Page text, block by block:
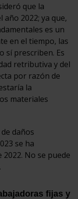
que la
2022; ya que,
es un
en el tiempo, las
sí prescriben. Es
retributiva y del
por razón de
la
materiales
daños
se ha
No se puede
fijas y